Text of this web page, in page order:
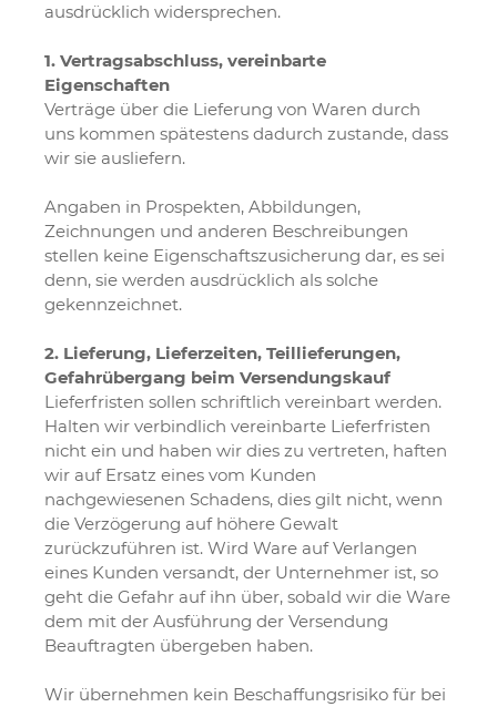
ausdrücklich widersprechen.
1. Vertragsabschluss, vereinbarte
Eigenschaften
Verträge über die Lieferung von Waren durch
uns kommen spätestens dadurch zustande, dass
wir sie ausliefern.
Angaben in Prospekten, Abbildungen,
Zeichnungen und anderen Beschreibungen
stellen keine Eigenschaftszusicherung dar, es sei
denn, sie werden ausdrücklich als solche
gekennzeichnet.
2. Lieferung, Lieferzeiten, Teillieferungen,
Gefahrübergang beim Versendungskauf
Lieferfristen sollen schriftlich vereinbart werden.
Halten wir verbindlich vereinbarte Lieferfristen
nicht ein und haben wir dies zu vertreten, haften
wir auf Ersatz eines vom Kunden
nachgewiesenen Schadens, dies gilt nicht, wenn
die Verzögerung auf höhere Gewalt
zurückzuführen ist. Wird Ware auf Verlangen
eines Kunden versandt, der Unternehmer ist, so
geht die Gefahr auf ihn über, sobald wir die Ware
dem mit der Ausführung der Versendung
Beauftragten übergeben haben.
Wir übernehmen kein Beschaffungsrisiko für bei